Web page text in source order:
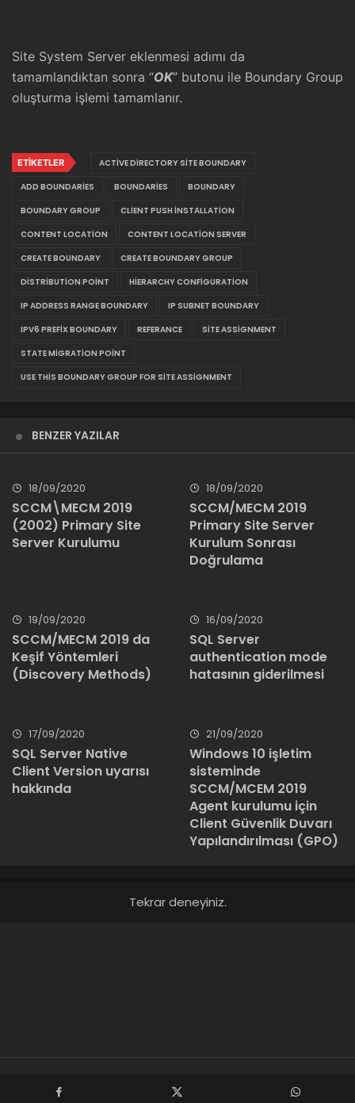
Site System Server eklenmesi adımı da
tamamlandıktan sonra “OK” butonu ile Boundary Group
oluşturma işlemi tamamlanır.
ETIKETLER
ACTIVE DIRECTORY SITE BOUNDARY
ADD BOUNDARIES
BOUNDARIES
BOUNDARY
BOUNDARY GROUP
CLIENT PUSH INSTALLATION
CONTENT LOCATION
CONTENT LOCATION SERVER
CREATE BOUNDARY
CREATE BOUNDARY GROUP
DISTRIBUTION POINT
HIERARCHY CONFIGURATION
IP ADDRESS RANGE BOUNDARY
IP SUBNET BOUNDARY
IPV6 PREFIX BOUNDARY
REFERANCE
SITE ASSIGNMENT
STATE MIGRATION POINT
USE THIS BOUNDARY GROUP FOR SITE ASSIGNMENT
BENZER YAZILAR
18/09/2020
SCCM\MECM 2019
(2002) Primary Site
Server Kurulumu
18/09/2020
SCCM/MECM 2019
Primary Site Server
Kurulum Sonrası
Doğrulama
19/09/2020
SCCM/MECM 2019 da
Keşif Yöntemleri
(Discovery Methods)
16/09/2020
SQL Server
authentication mode
hatasının giderilmesi
17/09/2020
SQL Server Native
Client Version uyarısı
hakkında
21/09/2020
Windows 10 işletim
sisteminde
SCCM/MCEM 2019
Agent kurulumu için
Client Güvenlik Duvarı
Yapılandırılması (GPO)
Tekrar deneyiniz.
Veli Kadir KOZAN © Copyright 2024, Tüm Hakları Saklıdır